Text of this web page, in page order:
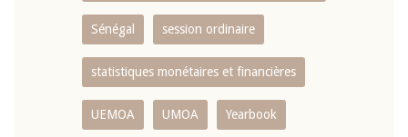
Sénégal session ordinaire
statistiques monétaires et financières
UEMOA UMOA Yearbook